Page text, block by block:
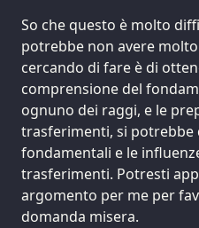
So che questo è molto
potrebbe non avere
cercando di fare è di
comprensione del
ognuno dei raggi, e le
trasferimenti, si potrebbe
fondamentali e le
trasferimenti. Potresti
argomento per me per
domanda misera.